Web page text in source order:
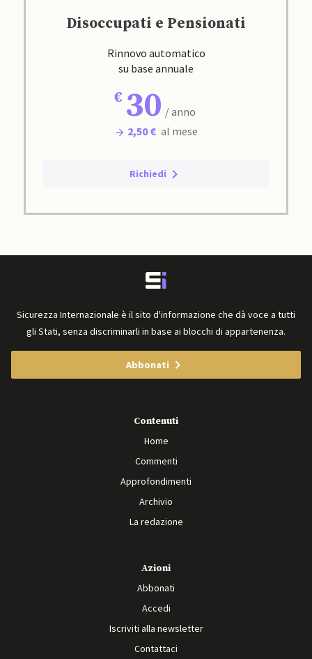
Disoccupati e Pensionati
Rinnovo automatico
su base annuale
30 / anno
2,50 € al mese
Richiedi
Sicurezza Internazionale è il sito d'informazione che dà voce a tutti
gli Stati, senza discriminarli in base ai blocchi di appartenenza.
Abbonati
Contenuti
Home
Commenti
Approfondimenti
Archivio
La redazione
Azioni
Abbonati
Accedi
Iscriviti alla newsletter
Contattaci